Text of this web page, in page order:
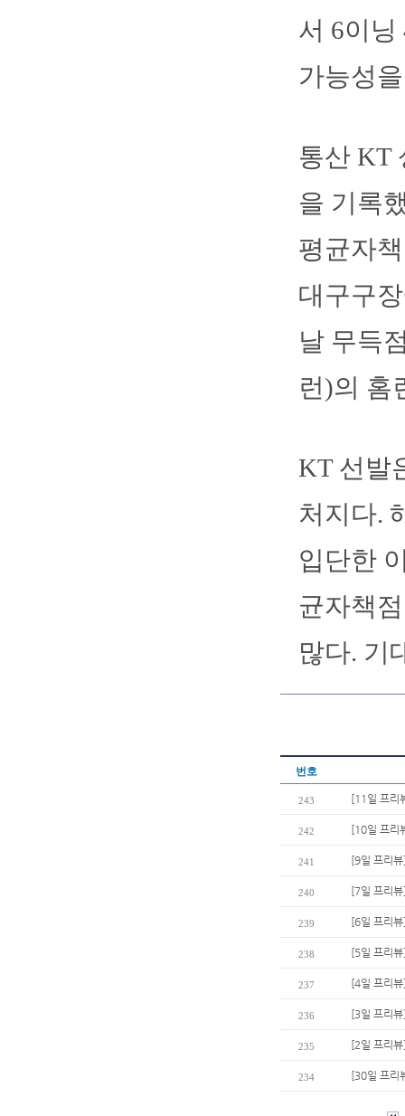
서 6이
가능성
통산 KT
을 기록
평균자
대구구
날 무득
런)의 홈
KT 선발
처지다.
입단한
균자책
많다. 기
번호
243 [11일 프리
242 [10일 프리
241 [9일 프리
240 [7일 프리
239 [6일 프리
238 [5일 프리
237 [4일 프리
236 [3일 프리
235 [2일 프리
234 [30일 프리